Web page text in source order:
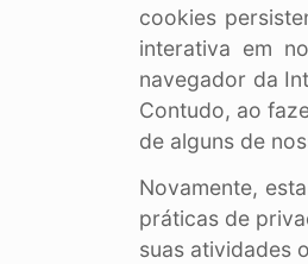
cookies
interativa em
navegador da
Contudo, ao
de alguns de
Novamente,
práticas de
suas atividades